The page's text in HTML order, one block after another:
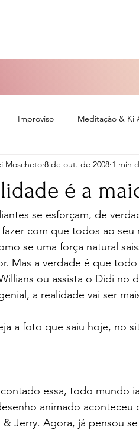
Improviso Meditação & Ki
roteiro
é a
Moscheto 8 de out. de 2008 1 min
se esforçam, de
com que todos ao
se uma força natural
Mas a verdade é que
ou assista o Didi no
a realidade vai ser
a foto que saiu hoje, no
essa, todo mundo
animado aconteceu
& Jerry. Agora, já pensou